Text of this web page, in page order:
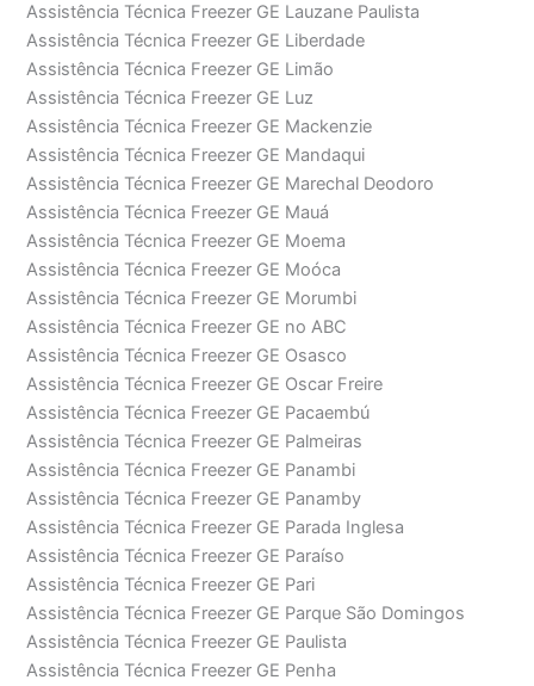
Assistência Técnica Freezer GE Lauzane Paulista
Assistência Técnica Freezer GE Liberdade
Assistência Técnica Freezer GE Limão
Assistência Técnica Freezer GE Luz
Assistência Técnica Freezer GE Mackenzie
Assistência Técnica Freezer GE Mandaqui
Assistência Técnica Freezer GE Marechal Deodoro
Assistência Técnica Freezer GE Mauá
Assistência Técnica Freezer GE Moema
Assistência Técnica Freezer GE Moóca
Assistência Técnica Freezer GE Morumbi
Assistência Técnica Freezer GE no ABC
Assistência Técnica Freezer GE Osasco
Assistência Técnica Freezer GE Oscar Freire
Assistência Técnica Freezer GE Pacaembú
Assistência Técnica Freezer GE Palmeiras
Assistência Técnica Freezer GE Panambi
Assistência Técnica Freezer GE Panamby
Assistência Técnica Freezer GE Parada Inglesa
Assistência Técnica Freezer GE Paraíso
Assistência Técnica Freezer GE Pari
Assistência Técnica Freezer GE Parque São Domingos
Assistência Técnica Freezer GE Paulista
Assistência Técnica Freezer GE Penha